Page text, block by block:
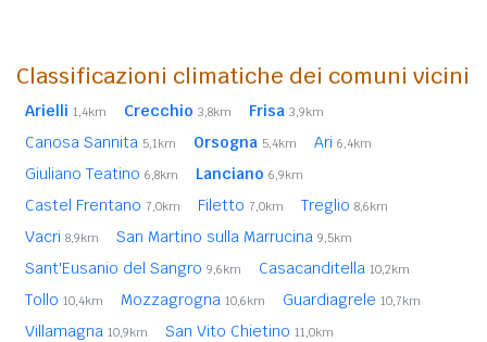
Classificazioni climatiche dei comuni vicini
Arielli 1,4km Crecchio 3,8km Frisa 3,9km
Canosa Sannita 5,1km Orsogna 5,4km Ari 6,4km
Giuliano Teatino 6,8km Lanciano 6,9km
Castel Frentano 7,0km Filetto 7,0km Treglio 8,6km
Vacri 8,9km San Martino sulla Marrucina 9,5km
Sant'Eusanio del Sangro 9,6km Casacanditella 10,2km
Tollo 10,4km Mozzagrogna 10,6km Guardiagrele 10,7km
Villamagna 10,9km San Vito Chietino 11,0km